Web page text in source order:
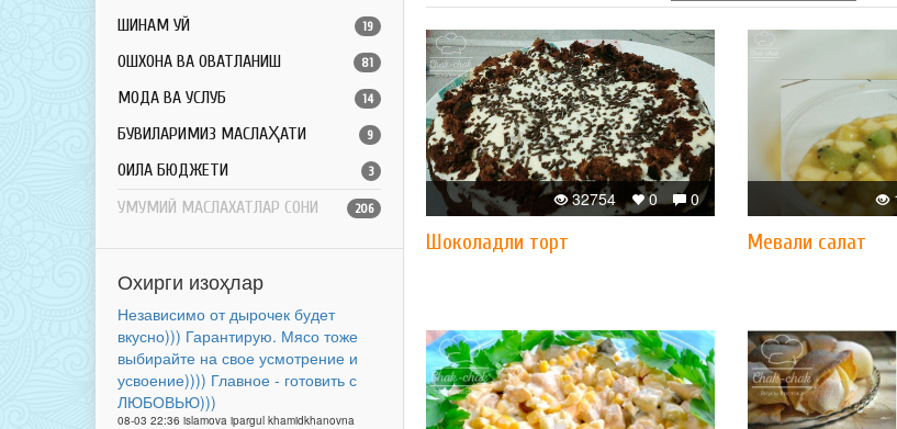
ШИНАМ УЙ 19
ОШХОНА ВА ОВҚАТЛАНИШ 81
МОДА ВА УСЛУБ 14
БУВИЛАРИМИЗ МАСЛАҲАТИ 9
ОИЛА БЮДЖЕТИ 3
УМУМИЙ МАСЛАХАТЛАР СОНИ 206
Охирги изоҳлар
Независимо от дырочек будет
вкусно))) Гарантирую. Мясо тоже
выбирайте на свое усмотрение и
усвоение)))) Главное - готовить с
ЛЮБОВЬЮ)))
08-03 22:36 islamova ipargul khamidkhanovna
0
0
32754
Шоколадли торт Мевали салат